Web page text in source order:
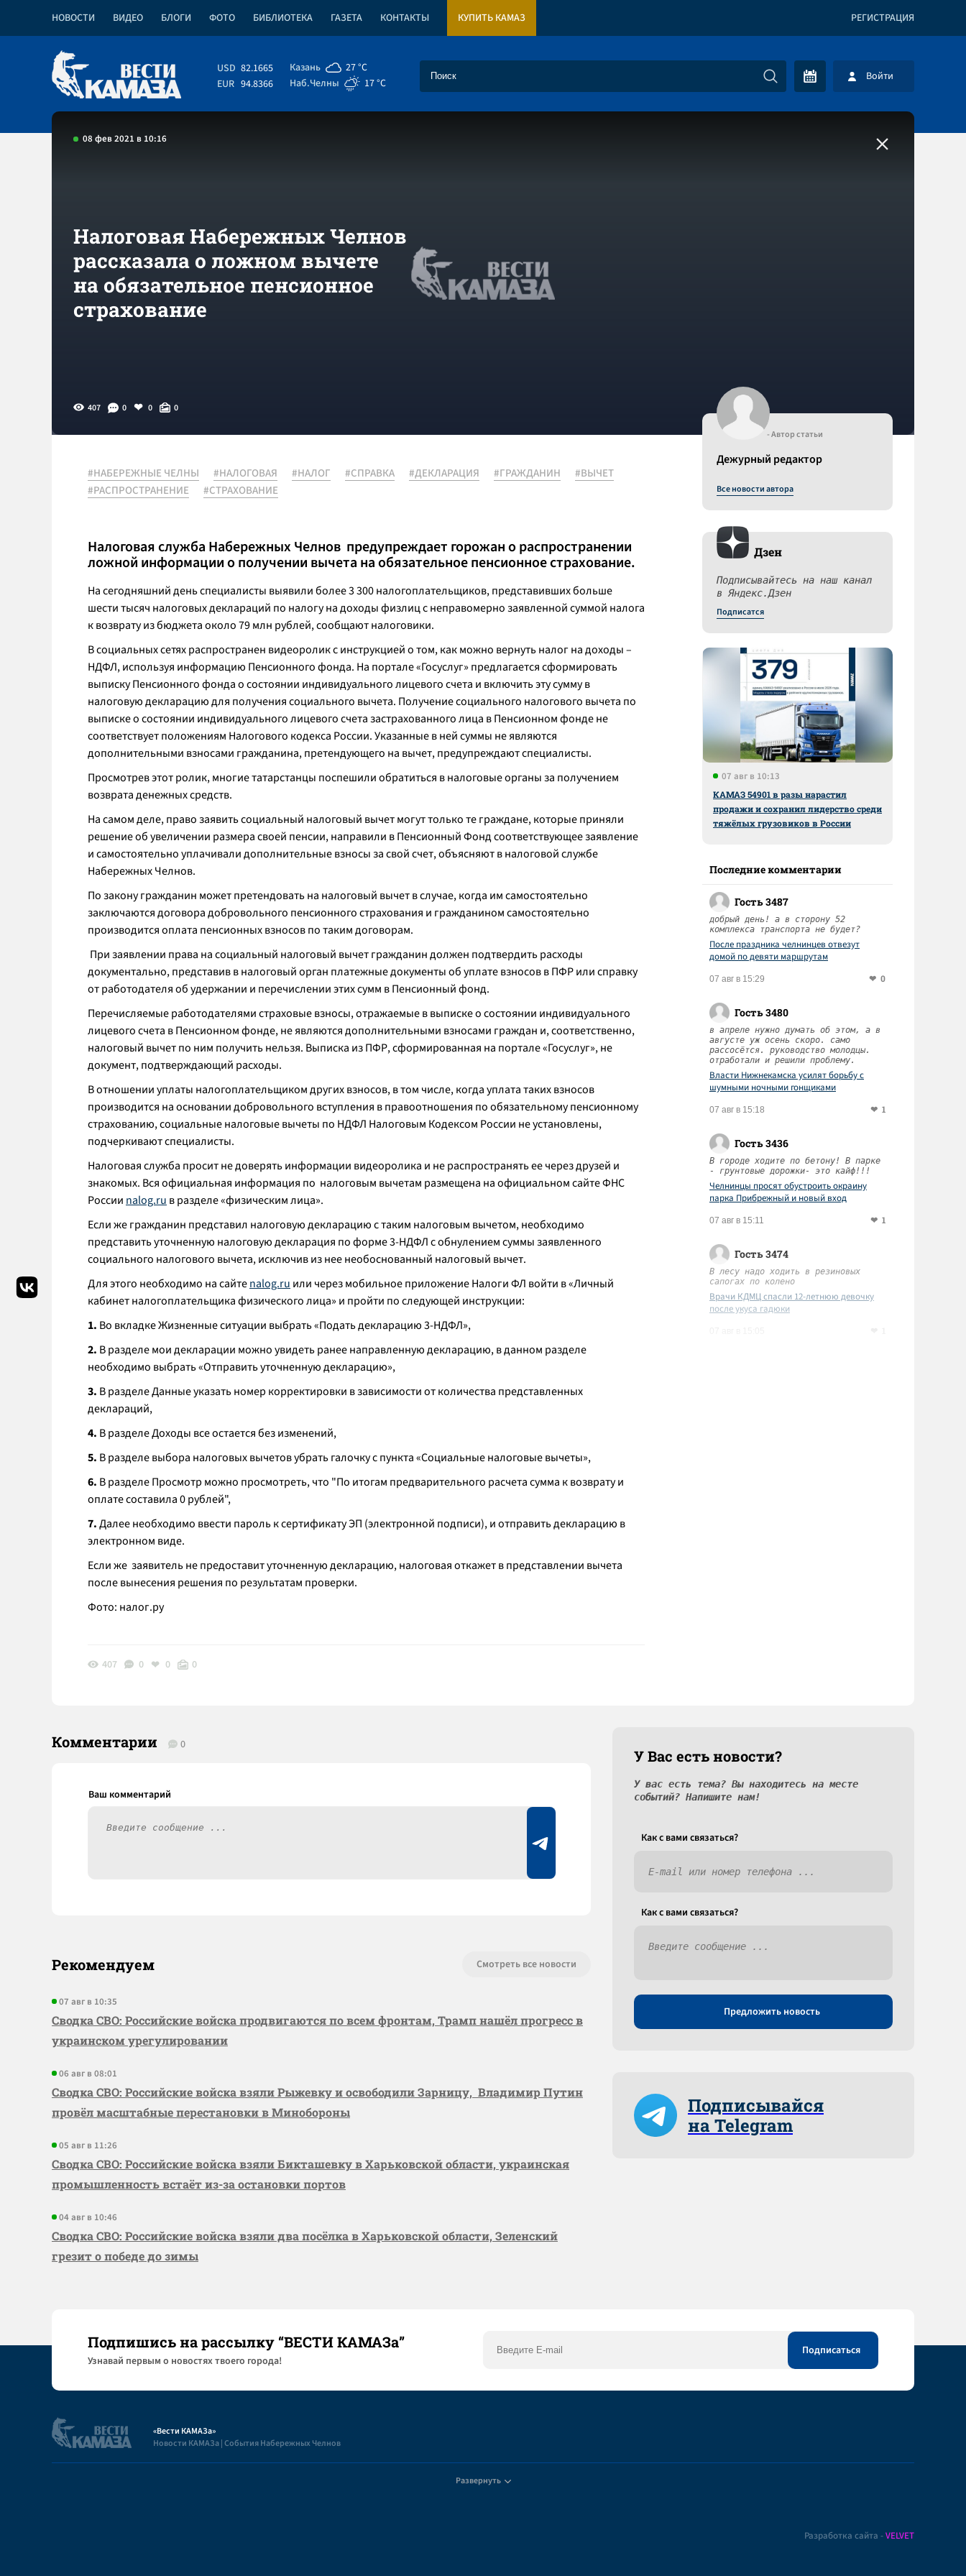
НОВОСТИ ВИДЕО БЛОГИ ФОТО БИБЛИОТЕКА ГАЗЕТА КОНТАКТЫ КУПИТЬ КАМАЗ РЕГИСТРАЦИЯ
USD 82.1665
EUR 94.8366
Казань
27 °C
Наб.Челны
17 °C Войти
08 фев 2021 в 10:16
Налоговая Набережных Челнов
рассказала о ложном вычете
на обязательное пенсионное
страхование
407 0 0 0
#НАБЕРЕЖНЫЕ ЧЕЛНЫ #НАЛОГОВАЯ #НАЛОГ #СПРАВКА #ДЕКЛАРАЦИЯ #ГРАЖДАНИН
#ВЫЧЕТ
#РАСПРОСТРАНЕНИЕ
#СТРАХОВАНИЕ
Налоговая служба Набережных Челнов предупреждает горожан о распространении
ложной информации о получении вычета на обязательное пенсионное страхование.
На сегодняшний день специалисты выявили более 3 300 налогоплательщиков, представивших больше
шести тысяч налоговых деклараций по налогу на доходы физлиц с неправомерно заявленной суммой налога
к возврату из бюджета около 79 млн рублей, сообщают налоговики.
В социальных сетях распространен видеоролик с инструкцией о том, как можно вернуть налог на доходы –
НДФЛ, используя информацию Пенсионного фонда. На портале «Госуслуг» предлагается сформировать
выписку Пенсионного фонда о состоянии индивидуального лицевого счета и включить эту сумму в
налоговую декларацию для получения социального вычета. Получение социального налогового вычета по
выписке о состоянии индивидуального лицевого счета застрахованного лица в Пенсионном фонде не
соответствует положениям Налогового кодекса России. Указанные в ней суммы не являются
дополнительными взносами гражданина, претендующего на вычет, предупреждают специалисты.
Просмотрев этот ролик, многие татарстанцы поспешили обратиться в налоговые органы за получением
возврата денежных средств.
На самом деле, право заявить социальный налоговый вычет могут только те граждане, которые приняли
решение об увеличении размера своей пенсии, направили в Пенсионный Фонд соответствующее заявление
и самостоятельно уплачивали дополнительные взносы за свой счет, объясняют в налоговой службе
Набережных Челнов.
По закону гражданин может претендовать на налоговый вычет в случае, когда им самостоятельно
заключаются договора добровольного пенсионного страхования и гражданином самостоятельно
производится оплата пенсионных взносов по таким договорам.
При заявлении права на социальный налоговый вычет гражданин должен подтвердить расходы
документально, представив в налоговый орган платежные документы об уплате взносов в ПФР или справку
от работодателя об удержании и перечислении этих сумм в Пенсионный фонд.
Перечисляемые работодателями страховые взносы, отражаемые в выписке о состоянии индивидуального
лицевого счета в Пенсионном фонде, не являются дополнительными взносами граждан и, соответственно,
налоговый вычет по ним получить нельзя. Выписка из ПФР, сформированная на портале «Госуслуг», не
документ, подтверждающий расходы.
В отношении уплаты налогоплательщиком других взносов, в том числе, когда уплата таких взносов
производится на основании добровольного вступления в правоотношения по обязательному пенсионному
страхованию, социальные налоговые вычеты по НДФЛ Налоговым Кодексом России не установлены,
подчеркивают специалисты.
Налоговая служба просит не доверять информации видеоролика и не распространять ее через друзей и
знакомых. Вся официальная информация по налоговым вычетам размещена на официальном сайте ФНС
России nalog.ru в разделе «физическим лица».
Если же гражданин представил налоговую декларацию с таким налоговым вычетом, необходимо
представить уточненную налоговую декларация по форме 3-НДФЛ с обнулением суммы заявленного
социального налогового вычета, исключив из нее необоснованный налоговый вычет.
Для этого необходимо на сайтеnalog.ru или через мобильное приложение Налоги ФЛ войти в «Личный
кабинет налогоплательщика физического лица» и пройти по следующей инструкции:
1. Во вкладке Жизненные ситуации выбрать «Подать декларацию 3-НДФЛ»,
2. В разделе мои декларации можно увидеть ранее направленную декларацию, в данном разделе
необходимо выбрать «Отправить уточненную декларацию»,
3. В разделе Данные указать номер корректировки в зависимости от количества представленных
деклараций,
4. В разделе Доходы все остается без изменений,
5. В разделе выбора налоговых вычетов убрать галочку с пункта «Социальные налоговые вычеты»,
6. В разделе Просмотр можно просмотреть, что "По итогам предварительного расчета сумма к возврату и
оплате составила 0 рублей",
7.Далее необходимо ввести пароль к сертификату ЭП (электронной подписи), и отправить декларацию в
электронном виде.
Если же заявитель не предоставит уточненную декларацию, налоговая откажет в представлении вычета
после вынесения решения по результатам проверки.
Фото: налог.ру
407 0 0 0
- Автор статьи
Дежурный редактор
Все новости автора
Дзен
Подписывайтесь на наш канал
в Яндекс.Дзен
Подписатся
07 авг в 10:13
КАМАЗ 54901 в разы нарастил
продажи и сохранил лидерство среди
тяжёлых грузовиков в России
Последние комментарии
Гость 3487
добрый день! а в сторону 52
комплекса транспорта не будет?
После праздника челнинцев отвезут
домой по девяти маршрутам
07 авг в 15:29 0
Гость 3480
в апреле нужно думать об этом, а в
августе уж осень скоро. само
рассосётся. руководство молодцы.
отработали и решили проблему.
Власти Нижнекамска усилят борьбу с
шумными ночными гонщиками
07 авг в 15:18 1
Гость 3436
В городе ходите по бетону! В парке
- грунтовые дорожки- это кайф!!!
Челнинцы просят обустроить окраину
парка Прибрежный и новый вход
07 авг в 15:11 1
Гость 3474
В лесу надо ходить в резиновых
сапогах по колено
Врачи КДМЦ спасли 12-летнюю девочку
после укуса гадюки
Комментарии 0
Рекомендуем Смотреть все новости
07 авг в 10:35
Сводка СВО: Российские войска продвигаются по всем фронтам, Трамп нашёл прогресс в
украинском урегулировании
06 авг в 08:01
Сводка СВО: Российские войска взяли Рыжевку и освободили Зарницу, Владимир Путин
провёл масштабные перестановки в Минобороны
05 авг в 11:26
Сводка СВО: Российские войска взяли Бикташевку в Харьковской области, украинская
промышленность встаёт из-за остановки портов
04 авг в 10:46
Сводка СВО: Российские войска взяли два посёлка в Харьковской области, Зеленский
грезит о победе до зимы
У Вас есть новости?
У вас есть тема? Вы находитесь на месте
событий? Напишите нам!
Как c вами связаться?
Как c вами связаться?
Предложить новость
Подписывайся
на Telegram
Подпишись на рассылку “ВЕСТИ КАМАЗа”
Узнaвай первым о новостях твоего города!
«Вести КАМАЗа»
Новости КАМАЗа | События Набережных Челнов
Развернуть
Разработка сайта -VELVET